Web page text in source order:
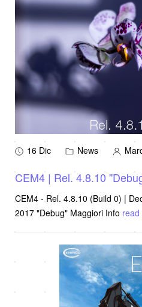
16 Dic News
CEM4 | Rel. 4.8.10
CEM4 - Rel. 4.8.10 (Build 0) |
2017 "Debug" Maggiori Info read